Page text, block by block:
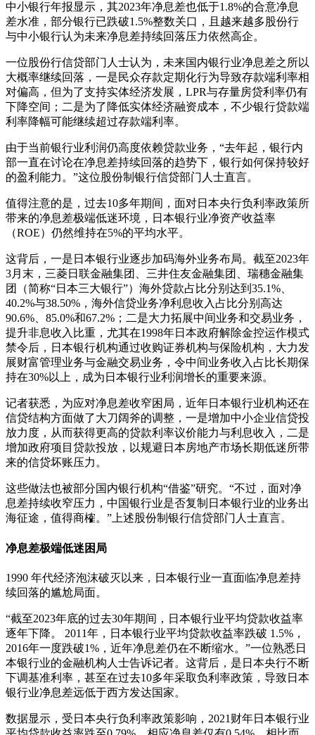
中小银行年报显示，其2023年净息差也低于1.8%的合意净息
差水准，部分银行已跌破1.5%整数关口，且越来越多股份行
与中小银行认为未来净息差持续回落压力依然高企。
一位股份行信贷部门人士认为，未来国内银行业净息差之所以
大概率继续回落，一是民众存款定期化行为导致存款端利率相
对偏高，但为了支持实体经济发展，LPR与存量房贷利率仍有
下降空间；二是为了降低实体经济融资成本，不少银行贷款端
利率降幅可能继续超过存款端利率。
由于当前银行业利润仍高度依赖贷款业务，“去年起，银行内
部一直在讨论在净息差持续回落的趋势下，银行如何保持较好
的盈利能力。”这位股份制银行信贷部门人士直言。
值得注意的是，过去10多年期间，面对日本央行负利率政策所
带来的净息差极端低迷环境，日本银行业净资产收益率
（ROE）仍然维持在5%的平均水平。
这背后，一是日本银行业逐步加码海外业务布局。截至2023年
3月末，三菱日联金融集团、三井住友金融集团、瑞穗金融集
团（简称“日本三大银行”）海外贷款占比分别达到35.1%、
40.2%与38.50%，海外信贷业务净利息收入占比分别高达
90.6%、85.0%和67.2%；二是大力拓展中间业务和交易业务，
提升非息收入比重，尤其在1998年日本政府解除金控运作模式
禁令后，日本银行机构通过收购证券机构与保险机构，大力发
展财富管理业务与金融交易业务，令中间业务收入占比长期保
持在30%以上，成为日本银行业利润增长的重要来源。
记者获悉，为应对净息差收窄困局，近年日本银行业机构还在
信贷结构方面做了大刀阔斧的调整，一是增加中小企业信贷投
放力度，从而获得更高的贷款利率议价能力与利息收入，二是
增加政府项目贷款投放，以规避日本房地产市场长期低迷所带
来的信贷坏账压力。
这些做法也被部分国内银行机构“借鉴”研究。“不过，面对净
息差持续收窄压力，中国银行业是否复制日本银行业的业务出
海征途，值得商榷。”上述股份制银行信贷部门人士直言。
净息差极端低迷困局
1990 年代经济泡沫破灭以来，日本银行业一直面临净息差持
续回落的尴尬局面。
“截至2023年底的过去30年期间，日本银行业平均贷款收益率
逐年下降。 2011年，日本银行业平均贷款收益率跌破 1.5%，
2016年一度跌破1%，近年净息差仍在不断缩水。”一位熟悉日
本银行业的金融机构人士告诉记者。这背后，是日本央行不断
下调基准利率，甚至在过去10多年采取负利率政策，导致日本
银行业净息差远低于西方发达国家。
数据显示，受日本央行负利率政策影响，2021财年日本银行业